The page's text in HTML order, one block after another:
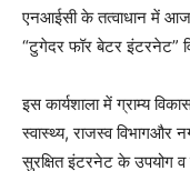
एनआईसी के तत्वाधान में आज
“टुगेदर फॉर बेटर इंटरनेट”
इस कार्यशाला में ग्राम्य
स्वास्थ्य, राजस्व विभागऔर
सुरक्षित इंटरनेट के उपयोग